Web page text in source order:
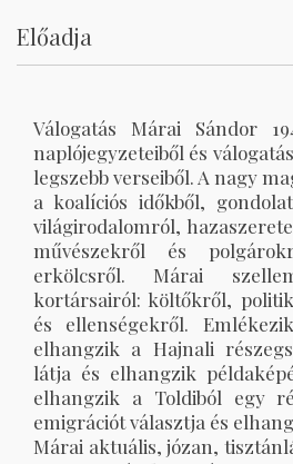
Előadja
Válogatás Márai Sándor
naplójegyzeteiből és
legszebb verseiből. A nagy
a koalíciós időkből,
világirodalomról,
művészekről és
erkölcsről. Márai
kortársairól: költőkről,
és ellenségekről.
elhangzik a Hajnali
látja és elhangzik
elhangzik a Toldiból egy
emigrációt választja és
Márai aktuális, józan,